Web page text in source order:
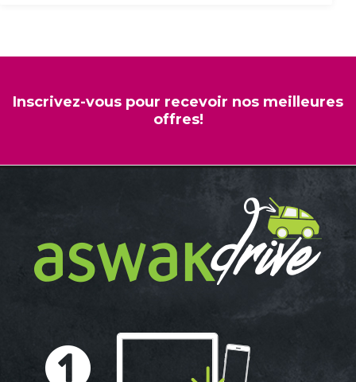
Inscrivez-vous pour recevoir nos meilleures
offres!